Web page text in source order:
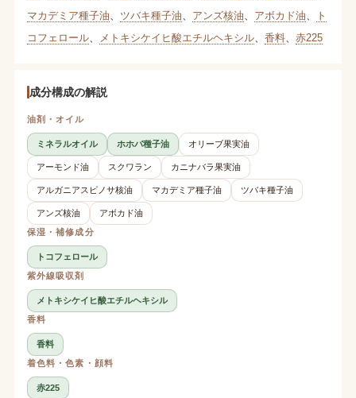
マカデミア種子油
ツバキ種子油 アンズ核油 アボカド油
ト
コフェロール、 メトキシケイヒ酸エチルヘキシル、 香料、 赤225
成分構成の解説
油剤・オイル
ミネラルオイル ホホバ種子油 オリーブ果実油
アーモンド油 スクワラン カニナバラ果実油
アルガニアスピノサ核油 マカデミア種子油 ツバキ種子油
アンズ核油
アボカド油
保湿・補修成分
トコフェロール
紫外線吸収剤
メトキシケイヒ酸エチルヘキシル
香料
香料
着色料・色素・顔料
赤225